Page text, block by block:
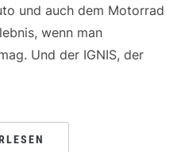
und auch dem Motorrad
wenn man
Und der IGNIS, der